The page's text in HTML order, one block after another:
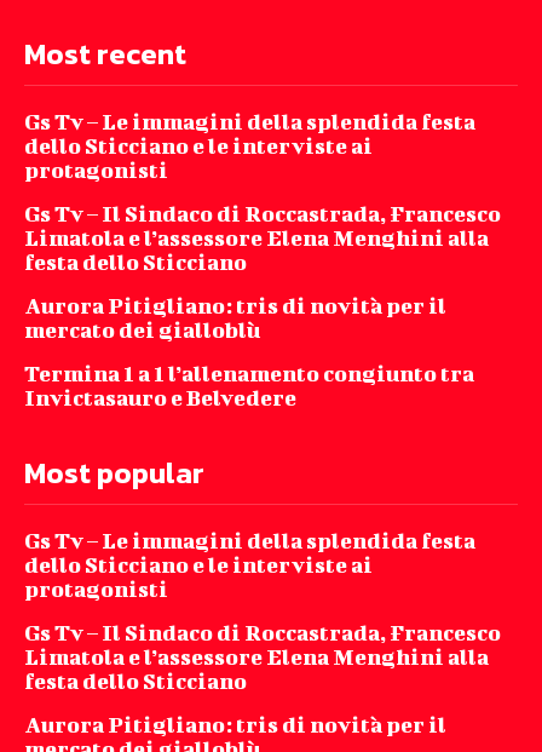
Most recent
Gs Tv – Le immagini della splendida festa
dello Sticciano e le interviste ai
protagonisti
Gs Tv – Il Sindaco di Roccastrada, Francesco
Limatola e l’assessore Elena Menghini alla
festa dello Sticciano
Aurora Pitigliano: tris di novità per il
mercato dei gialloblù
Termina 1 a 1 l’allenamento congiunto tra
Invictasauro e Belvedere
Most popular
Gs Tv – Le immagini della splendida festa
dello Sticciano e le interviste ai
protagonisti
Gs Tv – Il Sindaco di Roccastrada, Francesco
Limatola e l’assessore Elena Menghini alla
festa dello Sticciano
Aurora Pitigliano: tris di novità per il